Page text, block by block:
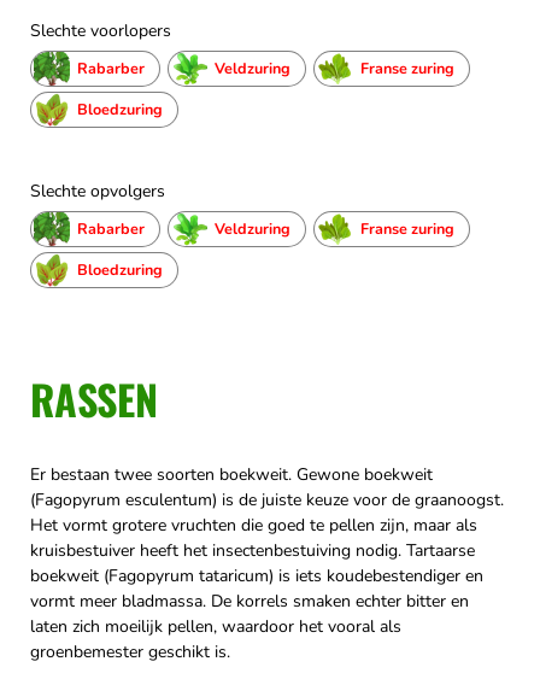
Slechte voorlopers
Rabarber Veldzuring
Franse zuring
Bloedzuring
Slechte opvolgers
Rabarber Veldzuring
Franse zuring
Bloedzuring
RASSEN
Er bestaan twee soorten boekweit. Gewone boekweit
(Fagopyrum esculentum) is de juiste keuze voor de graanoogst.
Het vormt grotere vruchten die goed te pellen zijn, maar als
kruisbestuiver heeft het insectenbestuiving nodig. Tartaarse
boekweit (Fagopyrum tataricum) is iets koudebestendiger en
vormt meer bladmassa. De korrels smaken echter bitter en
laten zich moeilijk pellen, waardoor het vooral als
groenbemester geschikt is.